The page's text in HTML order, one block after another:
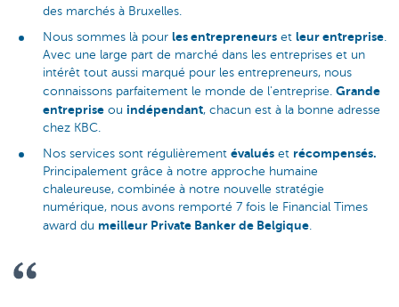
des marchés à Bruxelles.
Nous sommes là pour les entrepreneurs et leur entreprise.
Avec une large part de marché dans les entreprises et un
intérêt tout aussi marqué pour les entrepreneurs, nous
connaissons parfaitement le monde de l'entreprise. Grande
entreprise ou indépendant, chacun est à la bonne adresse
chez KBC.
Nos services sont régulièrement évalués et récompensés.
Principalement grâce à notre approche humaine
chaleureuse, combinée à notre nouvelle stratégie
numérique, nous avons remporté 7 fois le Financial Times
award du meilleur Private Banker de Belgique.